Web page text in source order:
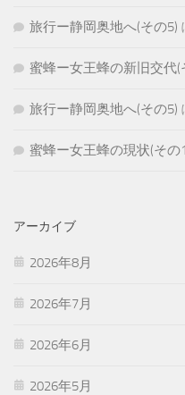
旅行ー静岡奥地へ(その5)
蜜蜂ー女王蜂の新旧交代(
旅行ー静岡奥地へ(その5)
蜜蜂ー女王蜂の現状(その
アーカイブ
2026年8月
2026年7月
2026年6月
2026年5月